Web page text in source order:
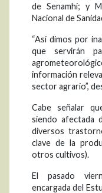
de Senamhi; y
Nacional de
“Así dimos por
que servirán
información
sector agrario”,
Cabe señalar
siendo afectada
diversos
clave de la
otros cultivos).
El pasado
encargada del